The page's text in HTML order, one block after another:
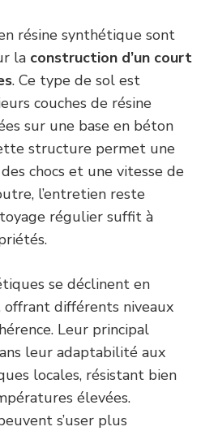
résine synthétique sont
la construction d’un court
. Ce type de sol est
couches de résine
sur une base en béton
structure permet une
chocs et une vitesse de
l’entretien reste
régulier suffit à
se déclinent en
offrant différents niveaux
Leur principal
leur adaptabilité aux
locales, résistant bien
élevées.
s’user plus